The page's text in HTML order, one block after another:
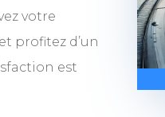
votre
profitez d’un
est